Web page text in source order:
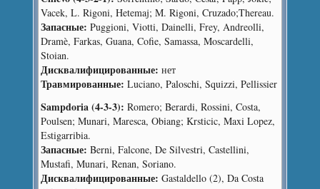
Vacek, L. Rigoni, Hetemaj; M. Rigoni, Cruzado;Thereau.
Запасные:Puggioni, Viotti, Dainelli, Frey, Andreolli,
Dramè, Farkas, Guana, Cofie, Samassa, Moscardelli,
Stoian.
Дисквалифицированные:нет
Травмированные:Luciano, Paloschi, Squizzi, Pellissier
Sampdoria (4-3-3): Romero; Berardi, Rossini, Costa,
Poulsen; Munari, Maresca, Obiang; Krsticic, Maxi Lopez,
Estigarribia.
Запасные:Berni, Falcone, De Silvestri, Castellini,
Mustafi, Munari, Renan, Soriano.
Дисквалифицированные: Gastaldello (2), Da Costa